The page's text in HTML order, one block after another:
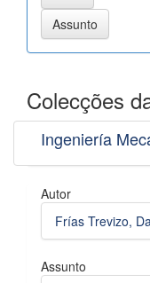
Colecções
Ingeniería
Autor
Frías Trevizo,
Assunto